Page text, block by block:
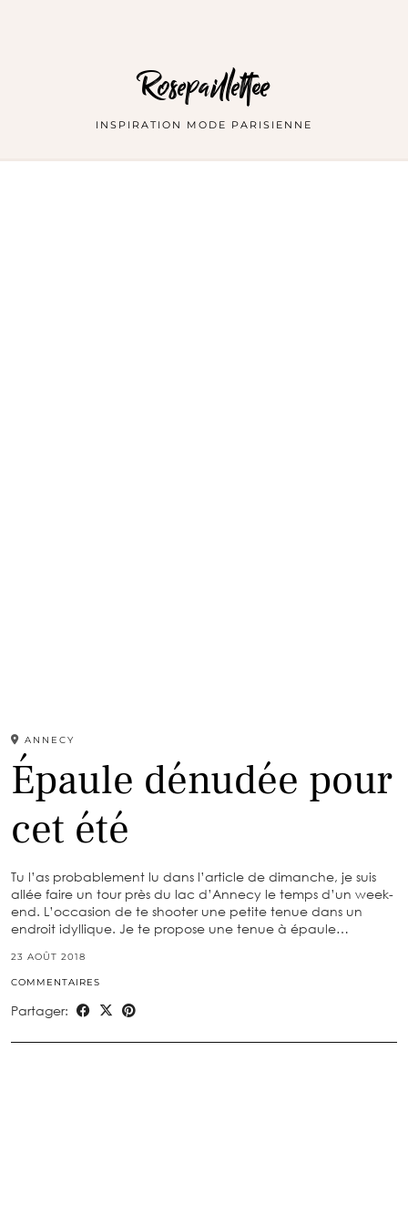
Rosepaillettee
INSPIRATION MODE PARISIENNE
ANNECY
Épaule dénudée pour
cet été
Tu l’as probablement lu dans l’article de dimanche, je suis
allée faire un tour près du lac d’Annecy le temps d’un week-
end. L’occasion de te shooter une petite tenue dans un
endroit idyllique. Je te propose une tenue à épaule…
23 AOÛT 2018
COMMENTAIRES
Partager: